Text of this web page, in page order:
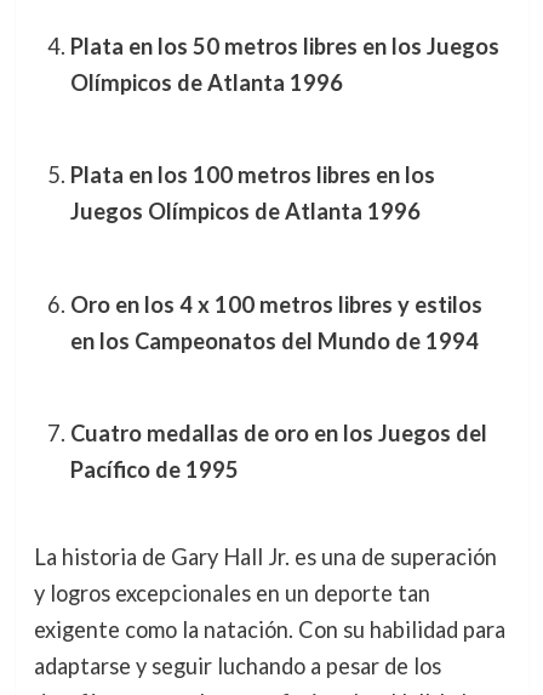
Plata en los 50 metros libres en los Juegos
Olímpicos de Atlanta 1996
Plata en los 100 metros libres en los
Juegos Olímpicos de Atlanta 1996
Oro en los 4 x 100 metros libres y estilos
en los Campeonatos del Mundo de 1994
Cuatro medallas de oro en los Juegos del
Pacífico de 1995
La historia de Gary Hall Jr. es una de superación
y logros excepcionales en un deporte tan
exigente como la natación. Con su habilidad para
adaptarse y seguir luchando a pesar de los